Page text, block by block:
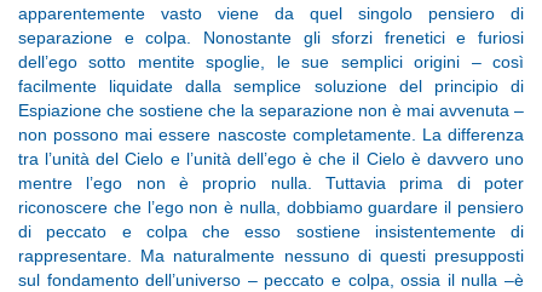
apparentemente vasto viene da quel singolo pensiero di
separazione e colpa. Nonostante gli sforzi frenetici e furiosi
dell’ego sotto mentite spoglie, le sue semplici origini – così
facilmente liquidate dalla semplice soluzione del principio di
Espiazione che sostiene che la separazione non è mai avvenuta –
non possono mai essere nascoste completamente. La differenza
tra l’unità del Cielo e l’unità dell’ego è che il Cielo è davvero uno
mentre l’ego non è proprio nulla. Tuttavia prima di poter
riconoscere che l’ego non è nulla, dobbiamo guardare il pensiero
di peccato e colpa che esso sostiene insistentemente di
rappresentare. Ma naturalmente nessuno di questi presupposti
sul fondamento dell’universo – peccato e colpa, ossia il nulla –è